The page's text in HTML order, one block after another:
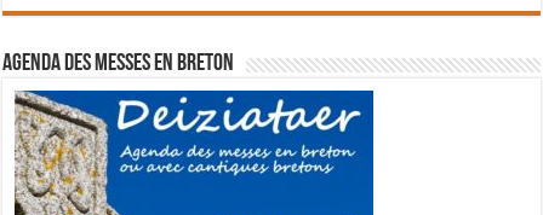
Agenda des messes en breton